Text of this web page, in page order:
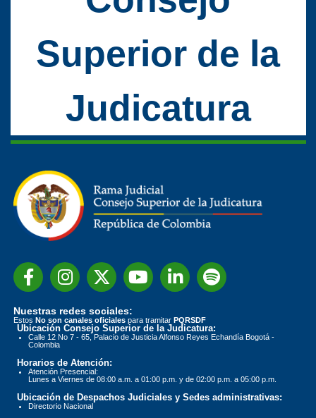
Superior de la
Judicatura
Nuestras redes sociales:
Estos No son canales oficiales para tramitar PQRSDF
Ubicación Consejo Superior de la Judicatura:
Calle 12 No 7 - 65, Palacio de Justicia Alfonso Reyes Echandía Bogotá -
Colombia
Horarios de Atención:
Atención Presencial:
Lunes a Viernes de 08:00 a.m. a 01:00 p.m. y de 02:00 p.m. a 05:00 p.m.
Ubicación de Despachos Judiciales y Sedes administrativas:
Directorio Nacional